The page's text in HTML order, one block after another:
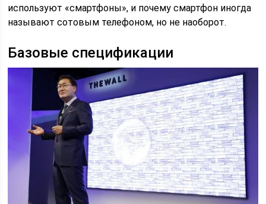
используют «смартфоны», и почему смартфон иногда
называют сотовым телефоном, но не наоборот.
Базовые спецификации